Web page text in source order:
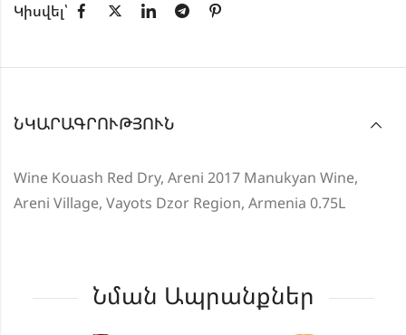
Կիսվել՝
ՆԿԱՐԱԳՐՈՒԹՅՈՒՆ
Wine Kouash Red Dry, Areni 2017 Manukyan Wine,
Areni Village, Vayots Dzor Region, Armenia 0.75L
Նման Ապրանքներ